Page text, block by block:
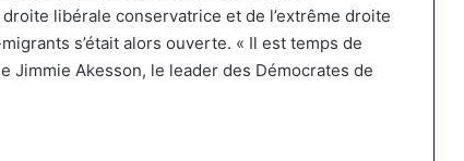
libérale conservatrice et de l’extrême droite
s’était alors ouverte. « Il est temps de
Jimmie Akesson, le leader des Démocrates de